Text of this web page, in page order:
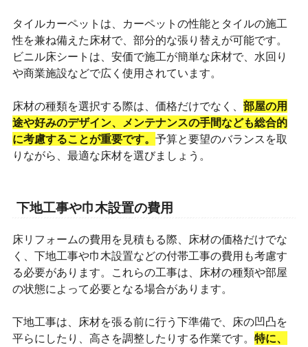
タイルカーペットは、カーペットの性能とタイルの施工
性を兼ね備えた床材で、部分的な張り替えが可能です。
ビニル床シートは、安価で施工が簡単な床材で、水回り
や商業施設などで広く使用されています。
床材の種類を選択する際は、価格だけでなく、 部屋の用
途や好みのデザイン、メンテナンスの手間なども総合的
に考慮することが重要です。 予算と要望のバランスを取
りながら、最適な床材を選びましょう。
下地工事や巾木設置の費用
床リフォームの費用を見積もる際、床材の価格だけでな
く、下地工事や巾木設置などの付帯工事の費用も考慮す
る必要があります。これらの工事は、床材の種類や部屋
の状態によって必要となる場合があります。
下地工事は、床材を張る前に行う下準備で、床の凹凸を
平らにしたり、高さを調整したりする作業です。 特に、